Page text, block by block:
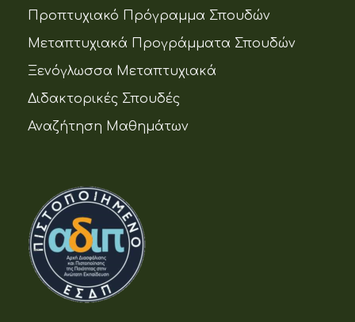
Προπτυχιακό Πρόγραμμα Σπουδών
Μεταπτυχιακά Προγράμματα Σπουδών
Ξενόγλωσσα Μεταπτυχιακά
Διδακτορικές Σπουδές
Αναζήτηση Μαθημάτων